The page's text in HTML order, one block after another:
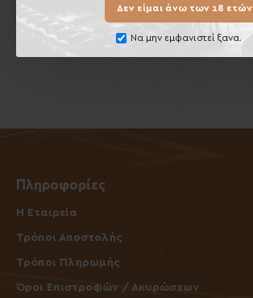
Δεν είμαι άνω των 18 ετών
Να μην εμφανιστεί ξανα.
Πληροφορίες
Η Εταιρεία
Τρόποι Αποστολής
Τρόποι Πληρωμής
Όροι Επιστροφών / Ακυρώσεων